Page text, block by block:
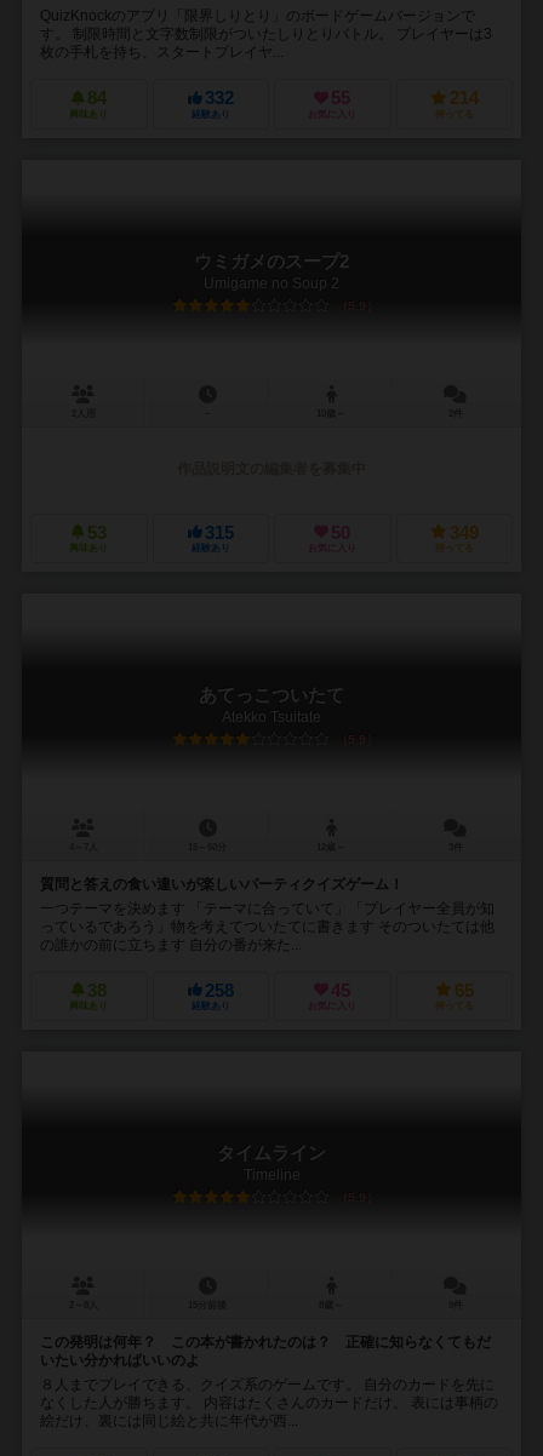
QuizKnockのアプリ「限界しりとり」のボードゲームバージョンで
す。 制限時間と文字数制限がついたしりとりバトル。 プレイヤーは3
枚の手札を持ち、スタートプレイヤ...
84
興味あり
332
経験あり
55
お気に入り
214
持ってる
ウミガメのスープ2
Umigame no Soup 2
5.9
53
興味あり
315
経験あり
50
お気に入り
349
持ってる
あてっこついたて
Atekko Tsuitate
5.9
質問と答えの食い違いが楽しいパーティクイズゲーム！
一つテーマを決めます 「テーマに合っていて」「プレイヤー全員が知
っているであろう」物を考えてついたてに書きます そのついたては他
の誰かの前に立ちます 自分の番が来た...
38
興味あり
258
経験あり
45
お気に入り
65
持ってる
タイムライン
Timeline
5.9
この発明は何年？ この本が書かれたのは？ 正確に知らなくてもだ
いたい分かればいいのよ
８人までプレイできる、クイズ系のゲームです。 自分のカードを先に
なくした人が勝ちます。 内容はたくさんのカードだけ。 表には事柄の
絵だけ、裏には同じ絵と共に年代が西...